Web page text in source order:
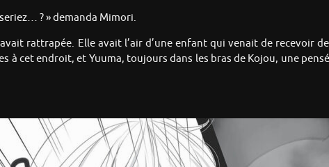
? » demanda Mimori.
rattrapée. Elle avait l’air d’une enfant qui venait de recevoir
à cet endroit, et Yuuma, toujours dans les bras de Kojou, une